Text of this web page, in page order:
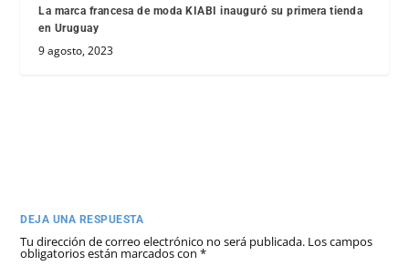
La marca francesa de moda KIABI inauguró su primera tienda
en Uruguay
9 agosto, 2023
DEJA UNA RESPUESTA
Tu dirección de correo electrónico no será publicada. Los campos
obligatorios están marcados con*